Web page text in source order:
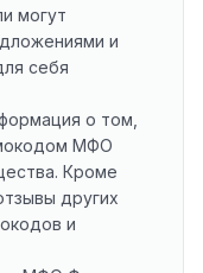
могут
и
себя
о том,
МФО
Кроме
других
и